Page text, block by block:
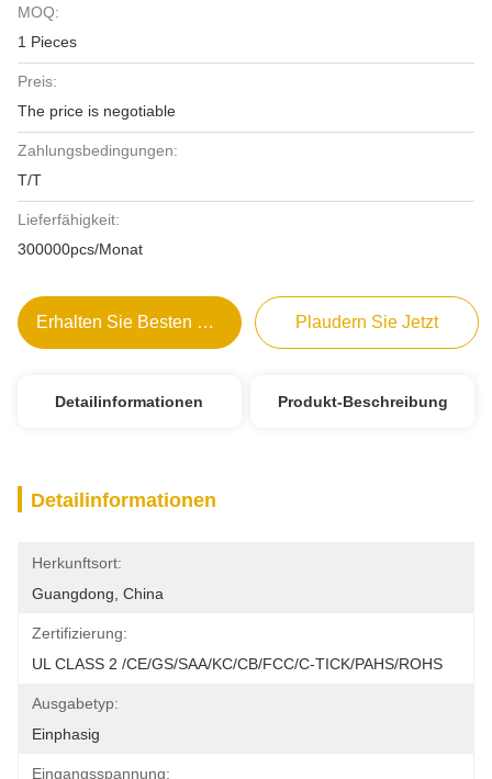
MOQ:
1 Pieces
Preis:
The price is negotiable
Zahlungsbedingungen:
T/T
Lieferfähigkeit:
300000pcs/Monat
Erhalten Sie Besten Preis Plaudern Sie Jetzt
Detailinformationen Produkt-Beschreibung
Detailinformationen
Herkunftsort:
Guangdong, China
Zertifizierung:
UL CLASS 2 /CE/GS/SAA/KC/CB/FCC/C-TICK/PAHS/ROHS
Ausgabetyp:
Einphasig
Eingangsspannung: